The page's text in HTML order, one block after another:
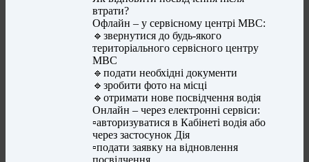
втрати?
Офлайн – у сервісному центрі МВС:
🔹звернутися до будь-якого
територіального сервісного центру
МВС
🔹подати необхідні документи
🔹зробити фото на місці
🔹отримати нове посвідчення водія
Онлайн – через електронні сервіси:
▫️авторизуватися в Кабінеті водія або
через застосунок Дія
▫️подати заявку на відновлення